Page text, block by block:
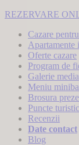
REZERVARE
Cazare
Apartamente
Oferte cazare
Program de
Galerie media
Meniu
Brosura
Puncte
Recenzii
Date contact
Blog